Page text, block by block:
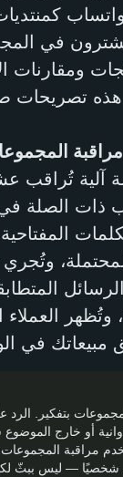
في
ومقارنات
تصريحات
مراقبة
آلية تُراقب
ذات الصلة
وتُجري
وتُظهر
مبيعاتك في
بتفكير.
أو خارج
مراقبة المجموعات
شخصيًا — ليس ببثّ